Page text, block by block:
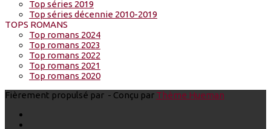
Top séries 2019
Top séries décennie 2010-2019
TOPS ROMANS
Top romans 2024
Top romans 2023
Top romans 2022
Top romans 2021
Top romans 2020
Fièrement propulsé par - Conçu par Thème Hueman